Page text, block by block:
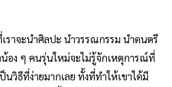
เราจะนำศิลปะ นำวรรณกรรม นำดนตรี
น้อง ๆ คนรุ่นใหม่จะไม่รู้จักเหตุการณ์ที่
วิธีที่ง่ายมากเลย ทั้งที่ทำให้เขาได้มี